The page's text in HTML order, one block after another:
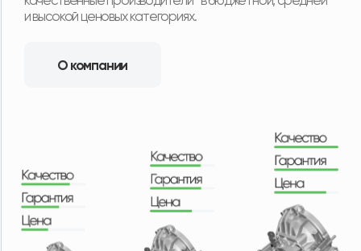
Оплачиваете товар после его получения и осмотра.
Ежедневная доставка по Москве и области.
Еженедельная доставка по регионам нашего
присутствия. А в регионы, в которых мы не
представлены, отправляем заказы транспортными
компаниями с оплатой после получения товара.